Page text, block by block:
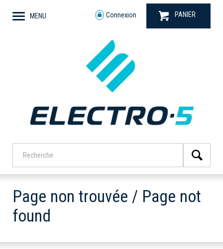
MENU Connexion PANIER
Page non trouvée / Page not
found